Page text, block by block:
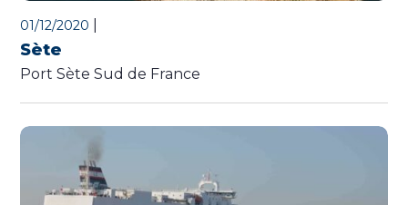
Sète
01/12/2020
Port Sète Sud de France